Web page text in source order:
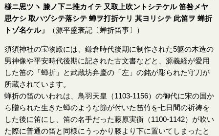
様ニ思ツヽ 膝ノ下ニ推カイテ 又取上吹ントシテケル 笛咎メヤ
思ケシ 取ハヅシテ落シテ 蝉ヲ打折ケリ 其ヨリシテ 此笛ヲ 蝉折
トゾ名ケル」
（源平盛衰記〔蝉折笛事〕）
須須神社の宝物殿には、鎌倉時代後期に制作された5躯の木造の
男神像や平安時代後期に記された古文書などと、源義経が愛用
した笛の「蝉折」と武蔵坊弁慶の「左」の銘が彫られた守刀が
所蔵されています。
蝉折の笛のいわれは、鳥羽天皇（1103-1156）の御代に宋の国か
ら贈られた生きた蝉のような節が付いた笛竹を七日間の祈祷を
した後に笛にし、笛の名手だった藤原実衡（1100-1142）が吹い
た際に普通の笛と同様にうっかり膝より下に置いてしまったと